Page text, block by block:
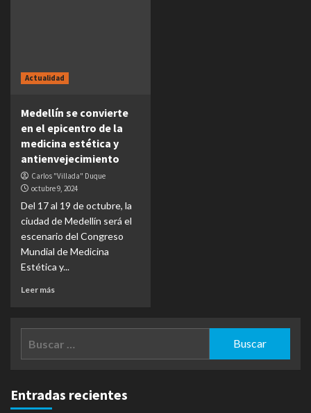
Actualidad
Medellín se convierte
en el epicentro de la
medicina estética y
antienvejecimiento
Carlos "Villada" Duque
octubre 9, 2024
Del 17 al 19 de octubre, la
ciudad de Medellín será el
escenario del Congreso
Mundial de Medicina
Estética y...
Leer más
Entradas recientes